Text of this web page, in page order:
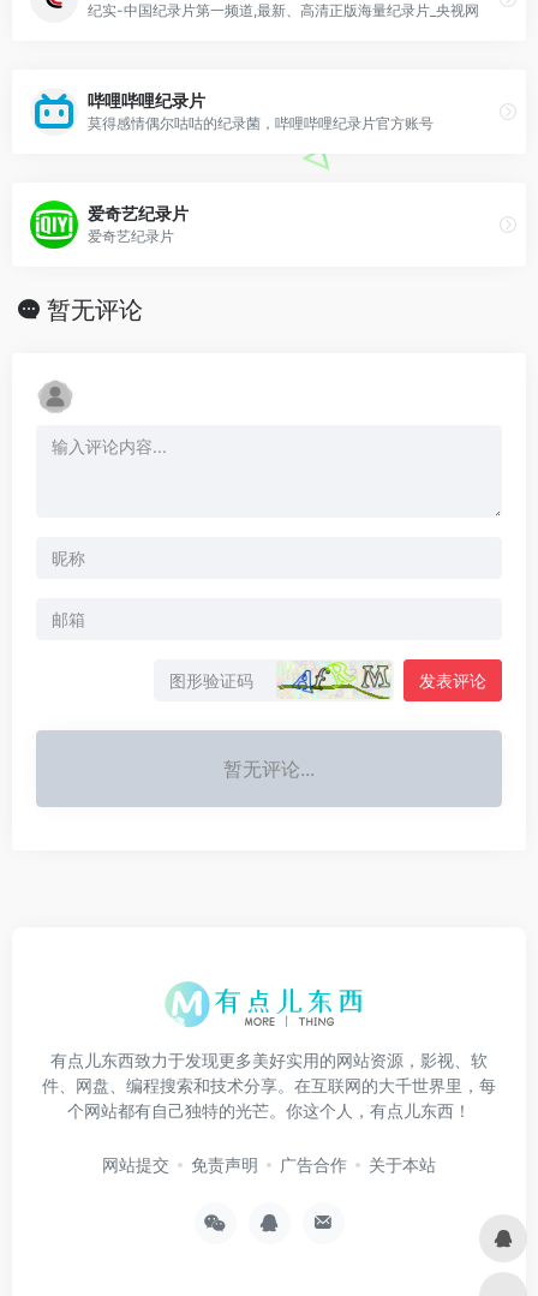
纪实-中国纪录片第一频道,最新、高清正版海量纪录片_央视网
哔哩哔哩纪录片
莫得感情偶尔咕咕的纪录菌，哔哩哔哩纪录片官方账号
爱奇艺纪录片
爱奇艺纪录片
暂无评论
发表评论
暂无评论...
有点儿东西致力于发现更多美好实用的网站资源，影视、软
件、网盘、编程搜索和技术分享。在互联网的大千世界里，每
个网站都有自己独特的光芒。你这个人，有点儿东西！
网站提交 免责声明 广告合作 关于本站